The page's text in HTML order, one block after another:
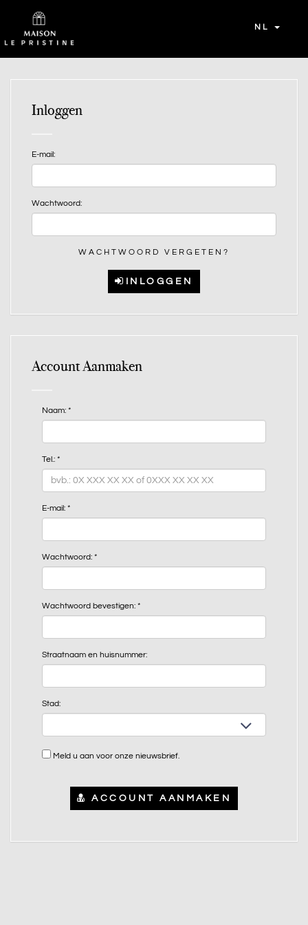
NL
Inloggen
E-mail:
Wachtwoord:
WACHTWOORD VERGETEN?
INLOGGEN
Account Aanmaken
Naam: *
Tel.: *
E-mail: *
Wachtwoord: *
Wachtwoord bevestigen: *
Straatnaam en huisnummer:
Stad:
Meld u aan voor onze nieuwsbrief.
ACCOUNT AANMAKEN